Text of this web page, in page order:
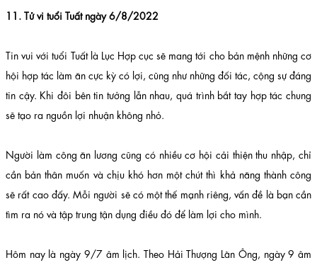
11. Tử vi tuổi Tuất ngày 6/8/2022
Tin vui với tuổi Tuất là Lục Hợp cục sẽ mang tới cho bản mệnh những cơ
hội hợp tác làm ăn cực kỳ có lợi, cũng như những đối tác, cộng sự đáng
tin cậy. Khi đôi bên tin tưởng lẫn nhau, quá trình bắt tay hợp tác chung
sẽ tạo ra nguồn lợi nhuận không nhỏ.
Người làm công ăn lương cũng có nhiều cơ hội cải thiện thu nhập, chỉ
cần bản thân muốn và chịu khó hơn một chút thì khả năng thành công
sẽ rất cao đấy. Mỗi người sẽ có một thế mạnh riêng, vấn đề là bạn cần
tìm ra nó và tập trung tận dụng điều đó để làm lợi cho mình.
Hôm nay là ngày 9/7 âm lịch. Theo Hải Thượng Lãn Ông, ngày 9 âm